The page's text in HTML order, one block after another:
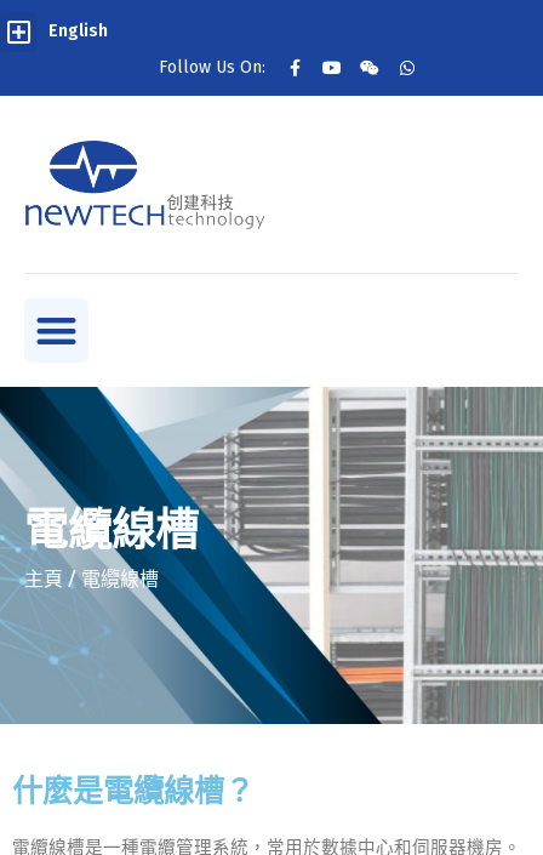
English
Follow Us On:
電纜線槽
主頁/ 電纜線槽
什麼是電纜線槽？
電纜線槽是一種電纜管理系統，常用於數據中心和伺服器機房。